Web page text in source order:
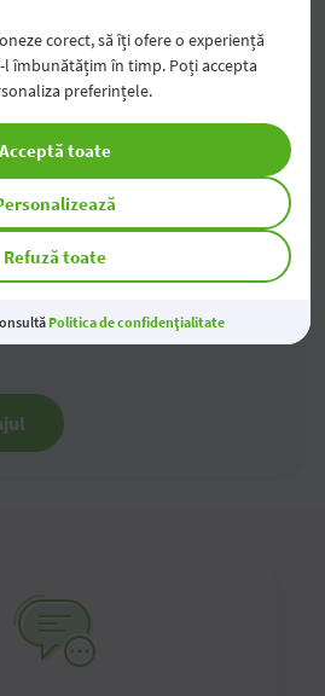
personal.
corect, să îți ofere o experiență
l îmbunătățim în timp. Poți accepta
preferințele.
Refuză toate
Acceptă toate
Politica de confidențialitate